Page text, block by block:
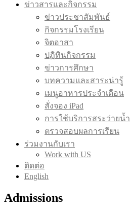
ข่าวสารและกิจกรรม
ข่าวประชาสัมพันธ์
กิจกรรมโรงเรียน
จิตอาสา
ปฏิทินกิจกรรม
ข่าวการศึกษา
บทความและสาระน่ารู้
เมนูอาหารประจำเดือน
สั่งจอง iPad
การใช้บริการสระว่ายน้ำ
ตรวจสอบผลการเรียน
ร่วมงานกับเรา
Work with US
ติดต่อ
English
Admissions